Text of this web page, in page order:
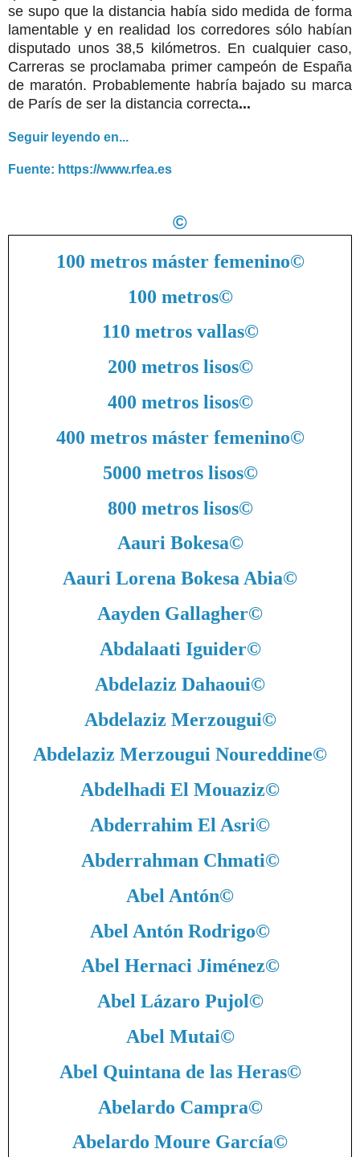
se supo que la distancia había sido medida de forma
lamentable y en realidad los corredores sólo habían
disputado unos 38,5 kilómetros. En cualquier caso,
Carreras se proclamaba primer campeón de España
de maratón. Probablemente habría bajado su marca
de París de ser la distancia correcta...
Seguir leyendo en...
Fuente: https://www.rfea.es
©
100 metros máster femenino©
100 metros©
110 metros vallas©
200 metros lisos©
400 metros lisos©
400 metros máster femenino©
5000 metros lisos©
800 metros lisos©
Aauri Bokesa©
Aauri Lorena Bokesa Abia©
Aayden Gallagher©
Abdalaati Iguider©
Abdelaziz Dahaoui©
Abdelaziz Merzougui©
Abdelaziz Merzougui Noureddine©
Abdelhadi El Mouaziz©
Abderrahim El Asri©
Abderrahman Chmati©
Abel Antón©
Abel Antón Rodrigo©
Abel Hernaci Jiménez©
Abel Lázaro Pujol ©
Abel Mutai©
Abel Quintana de las Heras©
Abelardo Campra©
Abelardo Moure García©